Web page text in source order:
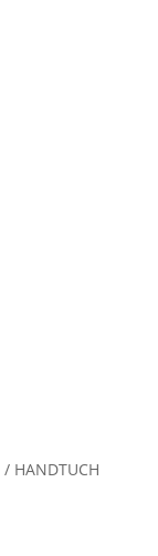
/ HANDTUCH